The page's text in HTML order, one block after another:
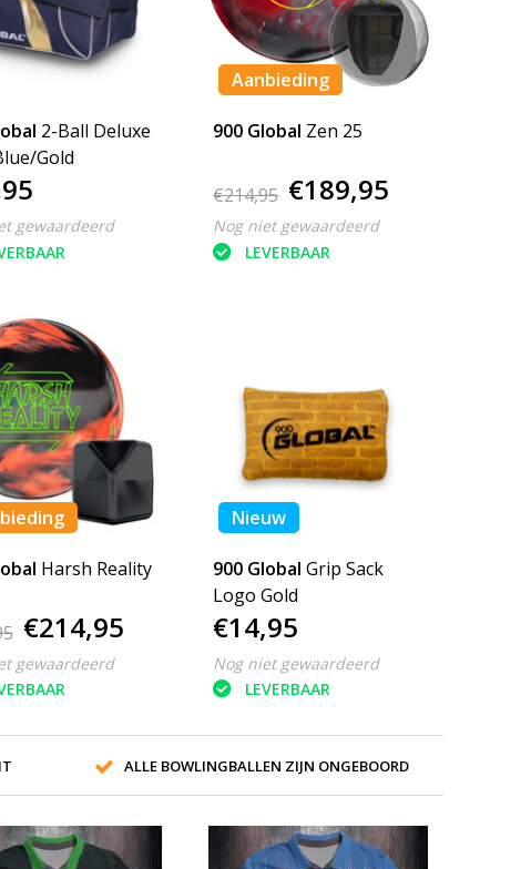
2-Ball Deluxe
Gold
gewaardeerd
Aanbieding
900 Global Zen 25
€214,95 €189,95
Nog niet gewaardeerd
LEVERBAAR
Harsh Reality
€214,95
gewaardeerd
Nieuw
900 Global Grip Sack
Logo Gold
€14,95
Nog niet gewaardeerd
LEVERBAAR
ALLE BOWLINGBALLEN ZIJN ONGEBOORD